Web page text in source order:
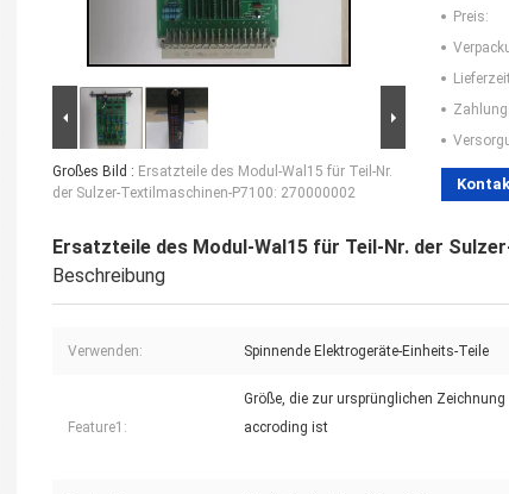
Großes Bild : Ersatzteile des Modul-Wal15 für Teil-Nr.
der Sulzer-Textilmaschinen-P7100: 270000002
Preis:
Ersatzteile des Modul-Wal15 für Teil-Nr. der
Beschreibung
Verwenden: Spinnende Elektrogeräte-Einheits-Teile
Feature1:
Größe, die zur ursprünglichen Zeichnung
accroding ist